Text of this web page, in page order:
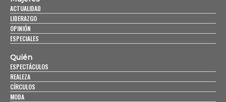
ACTUALIDAD
LIDERAZGO
OPINIÓN
ESPECIALES
Quién
ESPECTÁCULOS
REALEZA
CÍRCULOS
MODA